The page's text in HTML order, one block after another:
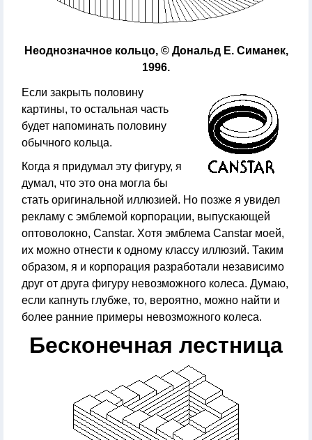
Неоднозначное кольцо, © Дональд Е. Симанек,
1996.
Если закрыть половину
картины, то остальная часть
будет напоминать половину
обычного кольца.
Когда я придумал эту фигуру, я
думал, что это она могла бы
стать оригинальной иллюзией. Но позже я увидел
рекламу с эмблемой корпорации, выпускающей
оптоволокно, Canstar. Хотя эмблема Canstar моей,
их можно отнести к одному классу иллюзий. Таким
образом, я и корпорация разработали независимо
друг от друга фигуру невозможного колеса. Думаю,
если капнуть глубже, то, вероятно, можно найти и
более ранние примеры невозможного колеса.
Бесконечная лестница